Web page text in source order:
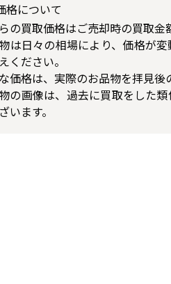
について
の買取価格はご売却時の買取金
は日々の相場により、価格が
ください。
価格は、実際のお品物を拝見後
の画像は、過去に買取をした
います。